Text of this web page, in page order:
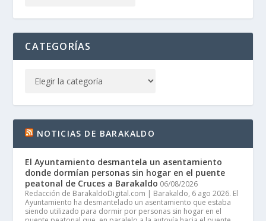
CATEGORÍAS
NOTICIAS DE BARAKALDO
El Ayuntamiento desmantela un asentamiento
donde dormían personas sin hogar en el puente
peatonal de Cruces a Barakaldo 06/08/2026
Redacción de BarakaldoDigital.com | Barakaldo, 6 ago 2026. El
Ayuntamiento ha desmantelado un asentamiento que estaba
siendo utilizado para dormir por personas sin hogar en el